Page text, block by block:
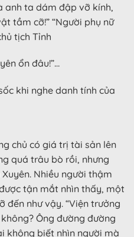
anh ta dám đập vỡ kính,
tầm cỡ!” “Người phụ nữ
tịch Tỉnh
ổn đâu!”…
khi nghe danh tính của
chủ có giá trị tài sản lên
quá trâu bò rồi, nhưng
Nhiều người thậm
tận mắt nhìn thấy, một
đến như vậy. “Viện trưởng
Ông đường đường
không biết nhìn người mà